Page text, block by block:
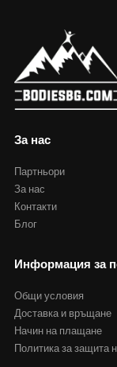
За нас
Партньори
За нас
Контакти
Блог
Информация за
Общи условия
Доставка и връщане
Начин на плащане
Политика за защита